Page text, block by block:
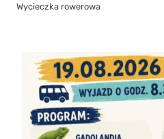
Wycieczka rowerowa